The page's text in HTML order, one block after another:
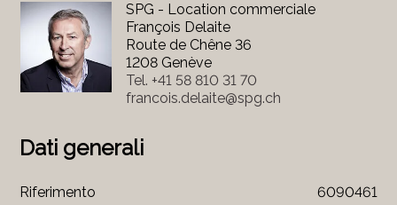
SPG - Location commerciale
François Delaite
Route de Chêne 36
1208 Genève
Tel. +41 58 810 31 70
francois.delaite@spg.ch
Dati generali
Riferimento 6090461